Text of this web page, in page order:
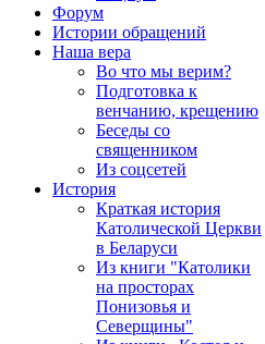
Форум
Истории обращений
Наша вера
Во что мы верим?
Подготовка к
венчанию, крещению
Беседы со
священником
Из соцсетей
История
Краткая история
Католической Церкви
в Беларуси
Из книги "Католики
на просторах
Понизовья и
Северщины"